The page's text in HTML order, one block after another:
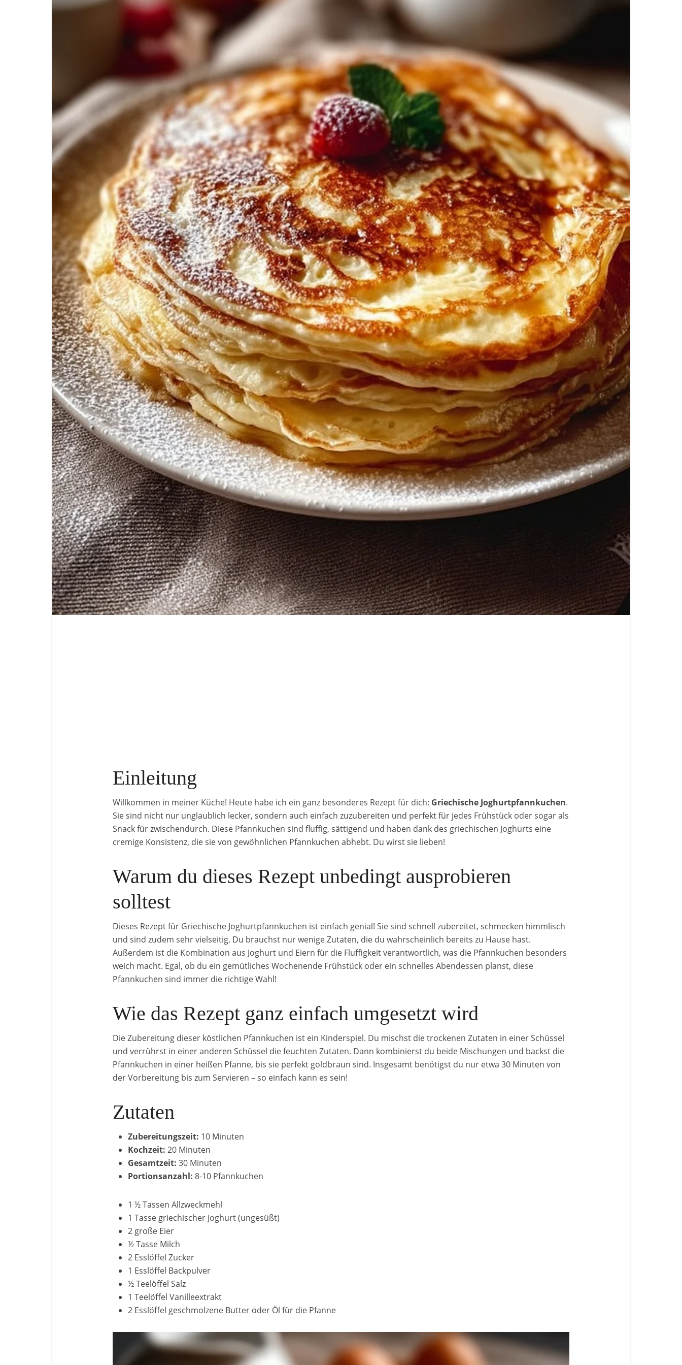
Einleitung
Willkommen in meiner Küche! Heute habe ich ein ganz besonderes Rezept für dich: Griechische Joghurtpfannkuchen.
Sie sind nicht nur unglaublich lecker, sondern auch einfach zuzubereiten und perfekt für jedes Frühstück oder sogar als
Snack für zwischendurch. Diese Pfannkuchen sind fluffig, sättigend und haben dank des griechischen Joghurts eine
cremige Konsistenz, die sie von gewöhnlichen Pfannkuchen abhebt. Du wirst sie lieben!
Warum du dieses Rezept unbedingt ausprobieren
solltest
Dieses Rezept für Griechische Joghurtpfannkuchen ist einfach genial! Sie sind schnell zubereitet, schmecken himmlisch
und sind zudem sehr vielseitig. Du brauchst nur wenige Zutaten, die du wahrscheinlich bereits zu Hause hast.
Außerdem ist die Kombination aus Joghurt und Eiern für die Fluffigkeit verantwortlich, was die Pfannkuchen besonders
weich macht. Egal, ob du ein gemütliches Wochenende Frühstück oder ein schnelles Abendessen planst, diese
Pfannkuchen sind immer die richtige Wahl!
Wie das Rezept ganz einfach umgesetzt wird
Die Zubereitung dieser köstlichen Pfannkuchen ist ein Kinderspiel. Du mischst die trockenen Zutaten in einer Schüssel
und verrührst in einer anderen Schüssel die feuchten Zutaten. Dann kombinierst du beide Mischungen und backst die
Pfannkuchen in einer heißen Pfanne, bis sie perfekt goldbraun sind. Insgesamt benötigst du nur etwa 30 Minuten von
der Vorbereitung bis zum Servieren – so einfach kann es sein!
Zutaten
Zubereitungszeit: 10 Minuten
Kochzeit: 20 Minuten
Gesamtzeit: 30 Minuten
Portionsanzahl: 8-10 Pfannkuchen
1 ½ Tassen Allzweckmehl
1 Tasse griechischer Joghurt (ungesüßt)
2 große Eier
½ Tasse Milch
2 Esslöffel Zucker
1 Esslöffel Backpulver
½ Teelöffel Salz
1 Teelöffel Vanilleextrakt
2 Esslöffel geschmolzene Butter oder Öl für die Pfanne